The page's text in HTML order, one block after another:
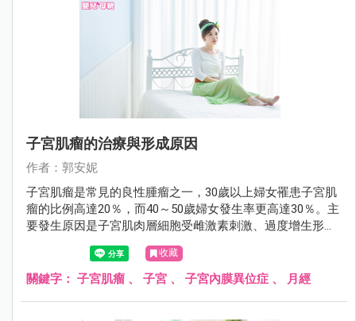
子宮肌瘤的治療與形成原因
作者：郭安妮
子宮肌瘤是常見的良性腫瘤之一，30歲以上婦女罹患子宮肌
瘤的比例高達20％，而40～50歲婦女發生率更高達30％。主
要發生原因是子宮肌肉層細胞受雌激素刺激、過度增生形成
的良性腫瘤，大部份不需要治療，只要定期追蹤即可。
收藏
關鍵字： 子宮肌瘤 、 子宮 、 子宮內膜異位症 、 月經